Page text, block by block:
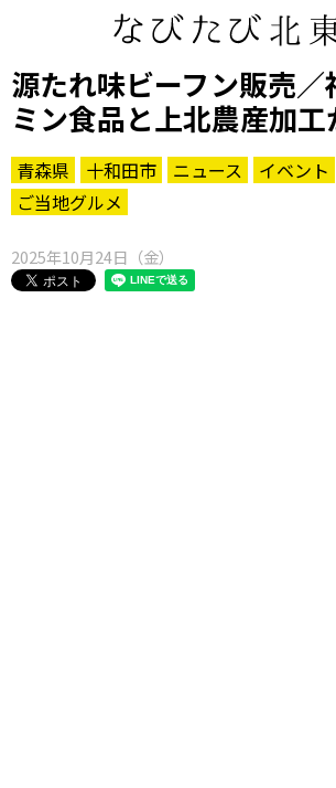
源たれ味ビーフン販売／
ミン食品と上北農産加
青森県 十和田市 ニュース イベント
ご当地グルメ
2025年10月24日（金）